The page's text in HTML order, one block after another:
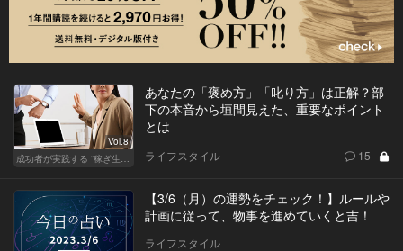
Vol.8
成功者が実践する “稼ぎ生活”
あなたの「褒め方」「叱り方」は正解？部
下の本音から垣間見えた、重要なポイント
とは
ライフスタイル 15
【3/6（月）の運勢をチェック！】ルールや
計画に従って、物事を進めていくと吉！
ライフスタイル